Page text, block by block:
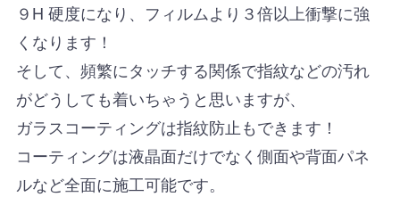
９H 硬度になり、フィルムより３倍以上衝撃に強
くなります！
そして、頻繁にタッチする関係で指紋などの汚れ
がどうしても着いちゃうと思いますが、
ガラスコーティングは指紋防止もできます！
コーティングは液晶面だけでなく側面や背面パネ
ルなど全面に施工可能です。